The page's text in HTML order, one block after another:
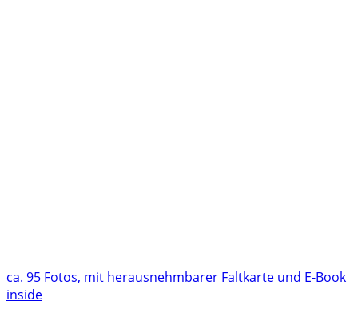
ca. 95 Fotos, mit herausnehmbarer Faltkarte und E-Book
inside